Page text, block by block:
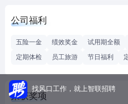
自动化物流领域的集装箱货品全自
也积极研发和预批量生产新能源车
件。
公司始终重视智能化装备系统技术
创造可靠、稳定、高效产品的核心
公司福利
五险一金 绩效奖金 试用期全额
定期体检
员工旅游 节日福利
荣获奖项
找风口工作，就上智联招聘